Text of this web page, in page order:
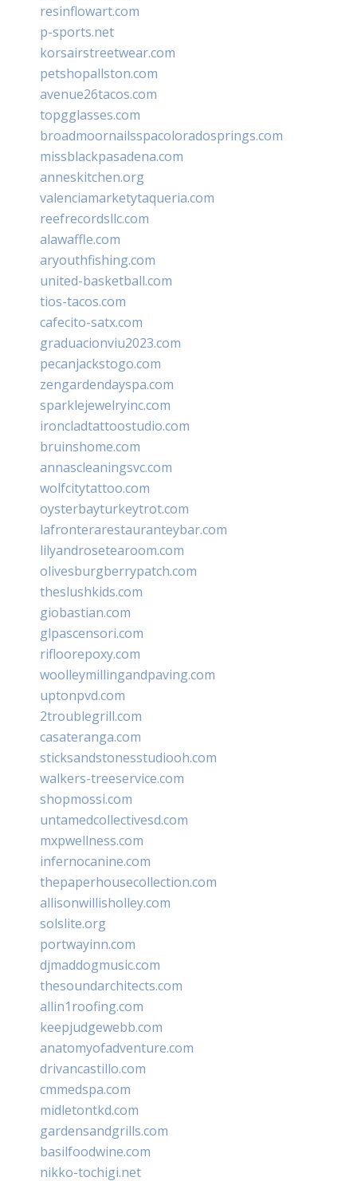
resinflowart.com
p-sports.net
korsairstreetwear.com
petshopallston.com
avenue26tacos.com
topgglasses.com
broadmoornailsspacoloradosprings.com
missblackpasadena.com
anneskitchen.org
valenciamarketytaqueria.com
reefrecordsllc.com
alawaffle.com
aryouthfishing.com
united-basketball.com
tios-tacos.com
cafecito-satx.com
graduacionviu2023.com
pecanjackstogo.com
zengardendayspa.com
sparklejewelryinc.com
ironcladtattoostudio.com
bruinshome.com
annascleaningsvc.com
wolfcitytattoo.com
oysterbayturkeytrot.com
lafronterarestauranteybar.com
lilyandrosetearoom.com
olivesburgberrypatch.com
theslushkids.com
giobastian.com
glpascensori.com
rifloorepoxy.com
woolleymillingandpaving.com
uptonpvd.com
2troublegrill.com
casateranga.com
sticksandstonesstudiooh.com
walkers-treeservice.com
shopmossi.com
untamedcollectivesd.com
mxpwellness.com
infernocanine.com
thepaperhousecollection.com
allisonwillisholley.com
solslite.org
portwayinn.com
djmaddogmusic.com
thesoundarchitects.com
allin1roofing.com
keepjudgewebb.com
anatomyofadventure.com
drivancastillo.com
cmmedspa.com
midletontkd.com
gardensandgrills.com
basilfoodwine.com
nikko-tochigi.net